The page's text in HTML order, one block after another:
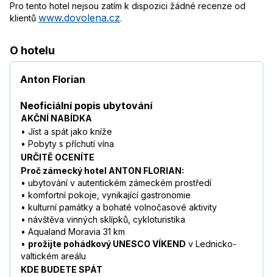
Pro tento hotel nejsou zatím k dispozici žádné recenze od
klientů www.dovolena.cz.
O hotelu
Anton Florian
Neoficiální popis ubytování
AKČNÍ NABÍDKA
• Jíst a spát jako kníže
• Pobyty s příchutí vína
URČITĚ OCENÍTE
Proč zámecký hotel ANTON FLORIAN:
• ubytování v autentickém zámeckém prostředí
• komfortní pokoje, vynikající gastronomie
• kulturní památky a bohaté volnočasové aktivity
• návštěva vinných sklípků, cykloturistika
• Aqualand Moravia 31 km
• prožijte pohádkový UNESCO VÍKEND v Lednicko-
valtickém areálu
KDE BUDETE SPÁT